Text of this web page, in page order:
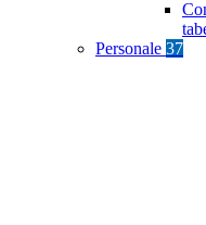
Personale 37